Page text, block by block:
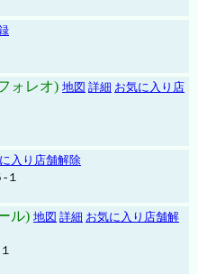
ォレオ) 地図 詳細 お気に入り店
入り店舗解除
１
ル) 地図 詳細 お気に入り店舗解